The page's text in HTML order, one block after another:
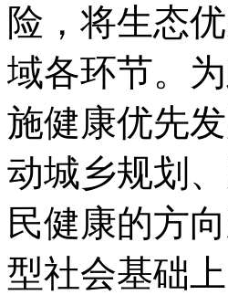
险，将生态
域各环节。
施健康优先
动城乡规划
民健康的方
型社会基础